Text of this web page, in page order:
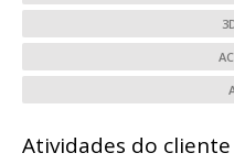
Atividades do